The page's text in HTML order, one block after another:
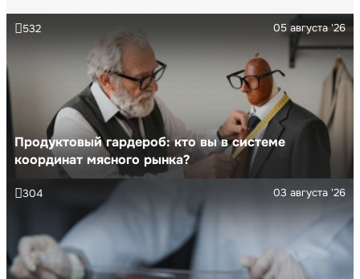
Продуктовый гардероб: кто вы в системе
координат мясного рынка?
05 августа '26
532
03 августа '26
304